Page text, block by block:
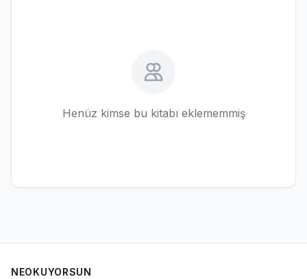
Henüz kimse bu kitabı eklememmiş
NEOKUYORSUN